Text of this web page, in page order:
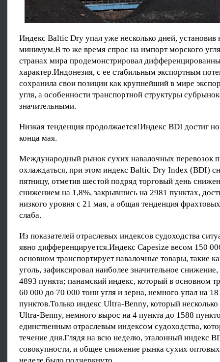
Индекс Baltic Dry упал уже несколько дней,
минимум.В то же время спрос на импорт морского
странах мира продемонстрировал
характер.Индонезия, с ее стабильным экспортным
сохранила свои позиции как крупнейший в мире
угля, а особенности транспортной структуры
значительными.
Низкая тенденция продолжается!Индекс BDI достиг
конца мая.
Международный рынок сухих навалочных перевозок
охлаждаться, при этом индекс Baltic Dry Index (BDI)
пятницу, отметив шестой подряд торговый день
снижением на 1,8%, закрывшись на 2981 пунктах,
низкого уровня с 21 мая, а общая тенденция
слаба.
Из показателей отраслевых индексов судоходства
явно дифференцируется.Индекс Capesize весом 150
основном транспортирует навалочные товары, такие
уголь, зафиксировал наиболее значительное
4893 пункта; панамский индекс, который в основном
60 000 до 70 000 тонн угля и зерна, немного упал на
пунктов.Только индекс Ultra-Benny, который
Ultra-Benny, немного вырос на 4 пункта до 1588
единственным отраслевым индексом судоходства,
течение дня.Глядя на всю неделю, эталонный индекс
совокупности, и общее снижение рынка сухих оптовых
неделе было подчеркнуто.